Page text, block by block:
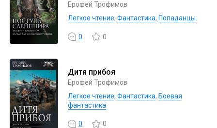
Ерофей Трофимов
Легкое чтение, Фантастика, Попаданцы
0 0
Дитя прибоя
Ерофей Трофимов
Легкое чтение, Фантастика, Боевая
фантастика
0 0